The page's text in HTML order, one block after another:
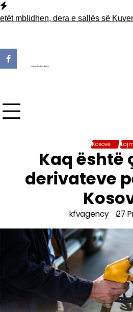
Skip
to
dera e sallës së Kuvendit
Kosovë
Kaq është
derivateve
kfvagency 27